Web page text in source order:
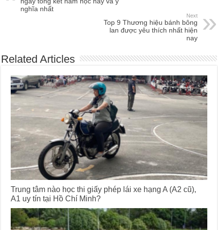
nghĩa nhất
Next
Top 9 Thương hiệu bánh bông
lan được yêu thích nhất hiện
nay
Related Articles
Trung tâm nào học thi giấy phép lái xe hạng A (A2 cũ),
A1 uy tín tại Hồ Chí Minh?